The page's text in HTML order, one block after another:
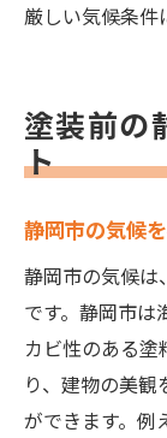
厳しい気候条件
塗装前の
ト
静岡市の気候
静岡市の気候は
です。静岡市は
カビ性のある塗
り、建物の美
ができます。例